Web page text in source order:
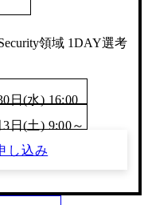
領域 1DAY選考
日(水) 16:00
日(土) 9:00～
し込み